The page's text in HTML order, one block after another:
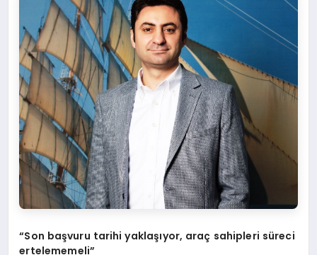
“Son başvuru tarihi yaklaşıyor, araç sahipleri süreci
ertelememeli”